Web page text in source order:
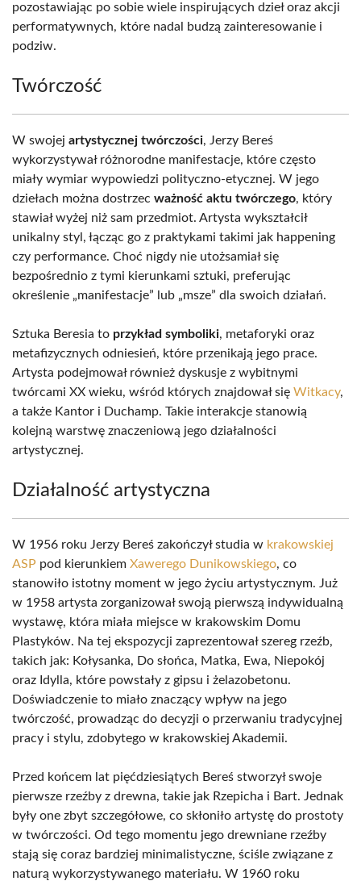
pozostawiając po sobie wiele inspirujących dzieł oraz akcji
performatywnych, które nadal budzą zainteresowanie i
podziw.
Twórczość
W swojej artystycznej twórczości, Jerzy Bereś
wykorzystywał różnorodne manifestacje, które często
miały wymiar wypowiedzi polityczno-etycznej. W jego
dziełach można dostrzec ważność aktu twórczego, który
stawiał wyżej niż sam przedmiot. Artysta wykształcił
unikalny styl, łącząc go z praktykami takimi jak happening
czy performance. Choć nigdy nie utożsamiał się
bezpośrednio z tymi kierunkami sztuki, preferując
określenie „manifestacje” lub „msze” dla swoich działań.
Sztuka Beresia to przykład symboliki, metaforyki oraz
metafizycznych odniesień, które przenikają jego prace.
Artysta podejmował również dyskusje z wybitnymi
twórcami XX wieku, wśród których znajdował się Witkacy,
a także Kantor i Duchamp. Takie interakcje stanowią
kolejną warstwę znaczeniową jego działalności
artystycznej.
Działalność artystyczna
W 1956 roku Jerzy Bereś zakończył studia w krakowskiej
ASP pod kierunkiem Xawerego Dunikowskiego, co
stanowiło istotny moment w jego życiu artystycznym. Już
w 1958 artysta zorganizował swoją pierwszą indywidualną
wystawę, która miała miejsce w krakowskim Domu
Plastyków. Na tej ekspozycji zaprezentował szereg rzeźb,
takich jak: Kołysanka, Do słońca, Matka, Ewa, Niepokój
oraz Idylla, które powstały z gipsu i żelazobetonu.
Doświadczenie to miało znaczący wpływ na jego
twórczość, prowadząc do decyzji o przerwaniu tradycyjnej
pracy i stylu, zdobytego w krakowskiej Akademii.
Przed końcem lat pięćdziesiątych Bereś stworzył swoje
pierwsze rzeźby z drewna, takie jak Rzepicha i Bart. Jednak
były one zbyt szczegółowe, co skłoniło artystę do prostoty
w twórczości. Od tego momentu jego drewniane rzeźby
stają się coraz bardziej minimalistyczne, ściśle związane z
naturą wykorzystywanego materiału. W 1960 roku